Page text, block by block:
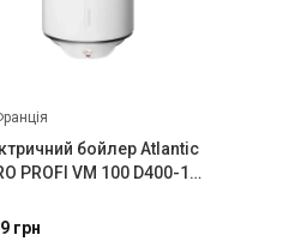
бойлер Atlantic
VM 100 D400-1-
грн